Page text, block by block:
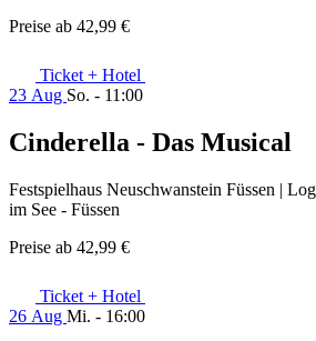
Preise ab 42,99 €
Ticket + Hotel
23 Aug So. - 11:00
Cinderella - Das Musical
Festspielhaus Neuschwanstein Füssen |
im See - Füssen
Preise ab 42,99 €
Ticket + Hotel
26 Aug Mi. - 16:00